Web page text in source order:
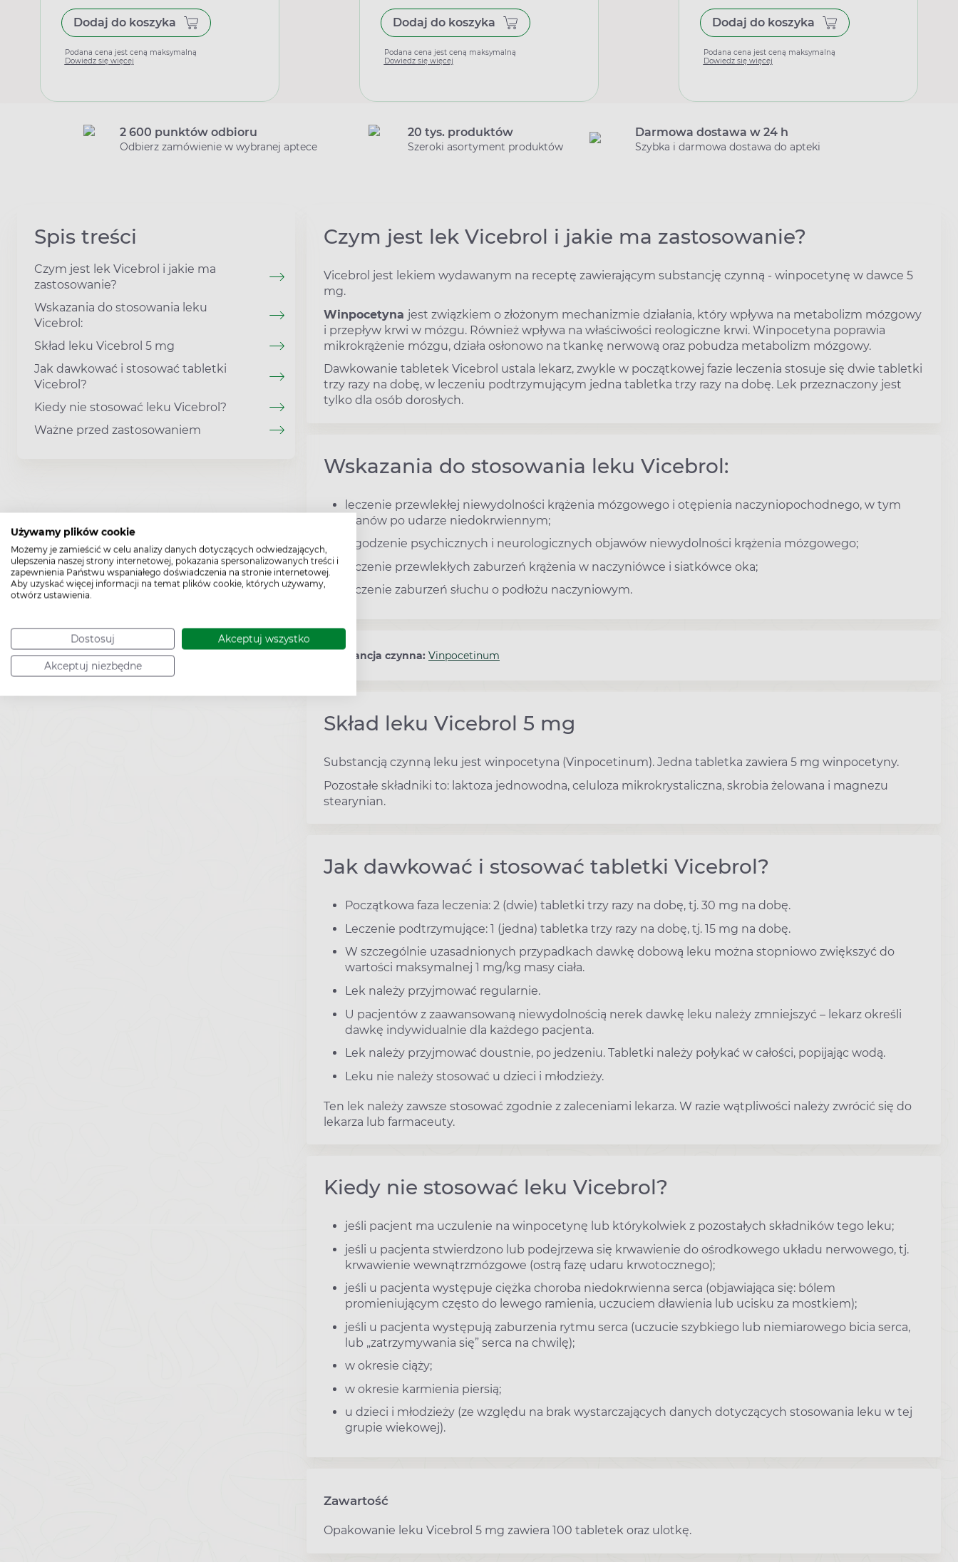
Używamy plików cookie
Możemy je zamieścić w celu analizy danych dotyczących odwiedzających,
ulepszenia naszej strony internetowej, pokazania spersonalizowanych treści i
zapewnienia Państwu wspaniałego doświadczenia na stronie internetowej.
Aby uzyskać więcej informacji na temat plików cookie, których używamy,
otwórz ustawienia.
Dostosuj Akceptuj wszystko
Akceptuj niezbędne
Dodaj do koszyka
Podana cena jest ceną maksymalną
Dowiedz się więcej
Dodaj do koszyka
Podana cena jest ceną maksymalną
Dowiedz się więcej
Dodaj do koszyka
Podana cena jest ceną maksymalną
Dowiedz się więcej
2 600 punktów odbioru
Odbierz zamówienie w wybranej aptece
20 tys. produktów
Szeroki asortyment produktów
Darmowa dostawa w 24 h
Szybka i darmowa dostawa do apteki
Spis treści
Czym jest lek Vicebrol i jakie ma
zastosowanie?
Wskazania do stosowania leku
Vicebrol:
Skład leku Vicebrol 5 mg
Jak dawkować i stosować tabletki
Vicebrol?
Kiedy nie stosować leku Vicebrol?
Ważne przed zastosowaniem
Czym jest lek Vicebrol i jakie ma zastosowanie?
Vicebrol jest lekiem wydawanym na receptę zawierającym substancję czynną - winpocetynę w dawce 5
mg.
Winpocetyna jest związkiem o złożonym mechanizmie działania, który wpływa na metabolizm mózgowy
i przepływ krwi w mózgu. Również wpływa na właściwości reologiczne krwi. Winpocetyna poprawia
mikrokrążenie mózgu, działa osłonowo na tkankę nerwową oraz pobudza metabolizm mózgowy.
Dawkowanie tabletek Vicebrol ustala lekarz, zwykle w początkowej fazie leczenia stosuje się dwie tabletki
trzy razy na dobę, w leczeniu podtrzymującym jedna tabletka trzy razy na dobę. Lek przeznaczony jest
tylko dla osób dorosłych.
Wskazania do stosowania leku Vicebrol:
leczenie przewlekłej niewydolności krążenia mózgowego i otępienia naczyniopochodnego, w tym
stanów po udarze niedokrwiennym;
łagodzenie psychicznych i neurologicznych objawów niewydolności krążenia mózgowego;
leczenie przewlekłych zaburzeń krążenia w naczyniówce i siatkówce oka;
leczenie zaburzeń słuchu o podłożu naczyniowym.
Substancja czynna: Vinpocetinum
Skład leku Vicebrol 5 mg
Substancją czynną leku jest winpocetyna (Vinpocetinum). Jedna tabletka zawiera 5 mg winpocetyny.
Pozostałe składniki to: laktoza jednowodna, celuloza mikrokrystaliczna, skrobia żelowana i magnezu
stearynian.
Jak dawkować i stosować tabletki Vicebrol?
Początkowa faza leczenia: 2 (dwie) tabletki trzy razy na dobę, tj. 30 mg na dobę.
Leczenie podtrzymujące: 1 (jedna) tabletka trzy razy na dobę, tj. 15 mg na dobę.
W szczególnie uzasadnionych przypadkach dawkę dobową leku można stopniowo zwiększyć do
wartości maksymalnej 1 mg/kg masy ciała.
Lek należy przyjmować regularnie.
U pacjentów z zaawansowaną niewydolnością nerek dawkę leku należy zmniejszyć – lekarz określi
dawkę indywidualnie dla każdego pacjenta.
Lek należy przyjmować doustnie, po jedzeniu. Tabletki należy połykać w całości, popijając wodą.
Leku nie należy stosować u dzieci i młodzieży.
Ten lek należy zawsze stosować zgodnie z zaleceniami lekarza. W razie wątpliwości należy zwrócić się do
lekarza lub farmaceuty.
Kiedy nie stosować leku Vicebrol?
jeśli pacjent ma uczulenie na winpocetynę lub którykolwiek z pozostałych składników tego leku;
jeśli u pacjenta stwierdzono lub podejrzewa się krwawienie do ośrodkowego układu nerwowego, tj.
krwawienie wewnątrzmózgowe (ostrą fazę udaru krwotocznego);
jeśli u pacjenta występuje ciężka choroba niedokrwienna serca (objawiająca się: bólem
promieniującym często do lewego ramienia, uczuciem dławienia lub ucisku za mostkiem);
jeśli u pacjenta występują zaburzenia rytmu serca (uczucie szybkiego lub niemiarowego bicia serca,
lub „zatrzymywania się” serca na chwilę);
w okresie ciąży;
w okresie karmienia piersią;
u dzieci i młodzieży (ze względu na brak wystarczających danych dotyczących stosowania leku w tej
grupie wiekowej).
Zawartość
Opakowanie leku Vicebrol 5 mg zawiera 100 tabletek oraz ulotkę.